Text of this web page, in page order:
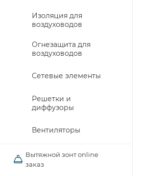
Изоляция для
воздуховодов
Огнезащита для
воздуховодов
Сетевые элементы
Решетки и
диффузоры
Вентиляторы
Вытяжной зонт online
заказ